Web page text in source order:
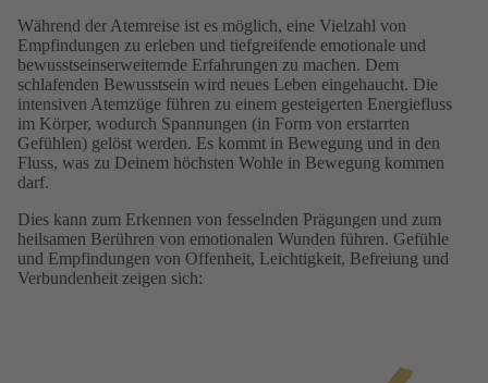
Während der Atemreise ist es möglich, eine Vielzahl von
Empfindungen zu erleben und tiefgreifende emotionale und
bewusstseinserweiternde Erfahrungen zu machen. Dem
schlafenden Bewusstsein wird neues Leben eingehaucht. Die
intensiven Atemzüge führen zu einem gesteigerten Energiefluss
im Körper, wodurch Spannungen (in Form von erstarrten
Gefühlen) gelöst werden. Es kommt in Bewegung und in den
Fluss, was zu Deinem höchsten Wohle in Bewegung kommen
darf.
Dies kann zum Erkennen von fesselnden Prägungen und zum
heilsamen Berühren von emotionalen Wunden führen. Gefühle
und Empfindungen von Offenheit, Leichtigkeit, Befreiung und
Verbundenheit zeigen sich: